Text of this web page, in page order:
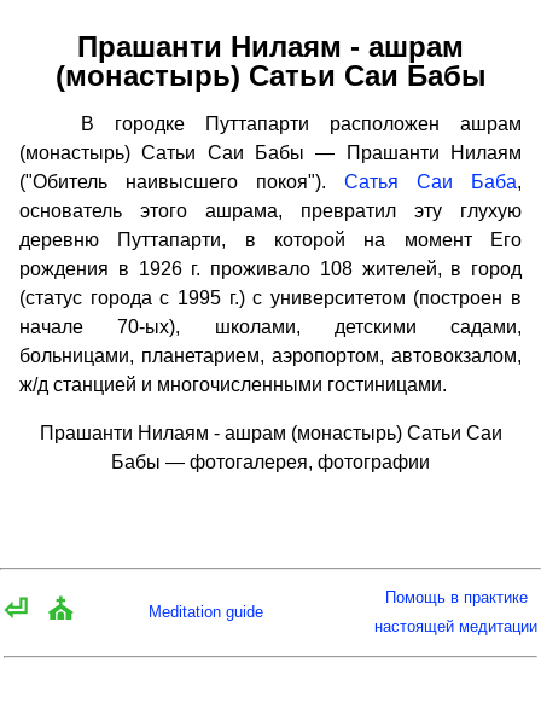
Прашанти Нилаям - ашрам
(монастырь) Сатьи Саи Бабы
В городке Путтапарти расположен ашрам
(монастырь) Сатьи Саи Бабы — Прашанти Нилаям
("Обитель наивысшего покоя"). Сатья Саи Баба,
основатель этого ашрама, превратил эту глухую
деревню Путтапарти, в которой на момент Его
рождения в 1926 г. проживало 108 жителей, в город
(статус города с 1995 г.) с университетом (построен в
начале 70-ых), школами, детскими садами,
больницами, планетарием, аэропортом, автовокзалом,
ж/д станцией и многочисленными гостиницами.
Прашанти Нилаям - ашрам (монастырь) Сатьи Саи
Бабы — фотогалерея, фотографии
⏎ ⛪ Meditation guide
Помощь в практике
настоящей медитации